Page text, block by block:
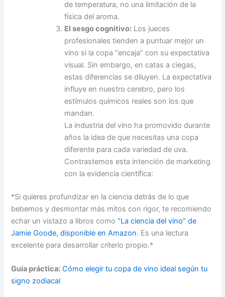
de temperatura, no una limitación de la
física del aroma.
El sesgo cognitivo: Los jueces
profesionales tienden a puntuar mejor un
vino si la copa “encaja” con su expectativa
visual. Sin embargo, en catas a ciegas,
estas diferencias se diluyen. La expectativa
influye en nuestro cerebro, pero los
estímulos químicos reales son los que
mandan.
La industria del vino ha promovido durante
años la idea de que necesitas una copa
diferente para cada variedad de uva.
Contrastemos esta intención de marketing
con la evidencia científica:
*Si quieres profundizar en la ciencia detrás de lo que
bebemos y desmontar más mitos con rigor, te recomiendo
echar un vistazo a libros como“La ciencia del vino” de
Jamie Goode, disponible en Amazon. Es una lectura
excelente para desarrollar criterio propio.*
Guía práctica: Cómo elegir tu copa de vino ideal según tu
signo zodiacal